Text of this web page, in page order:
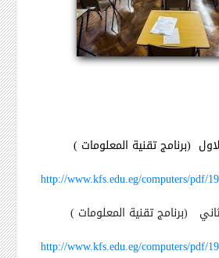
(برنامج تقنية المعلومات )
http://www.kfs.edu.eg/computers/pdf/
(برنامج تقنية المعلومات )
http://www.kfs.edu.eg/computers/pdf/